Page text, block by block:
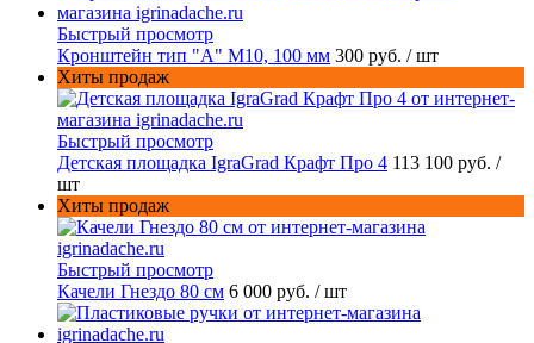
Быстрый просмотр
Кронштейн тип "A" M10, 100 мм 300 руб. / шт
Хиты продаж
Быстрый просмотр
Детская площадка IgraGrad Крафт Про 4 113 100 руб. /
шт
Хиты продаж
Быстрый просмотр
Качели Гнездо 80 см 6 000 руб. / шт